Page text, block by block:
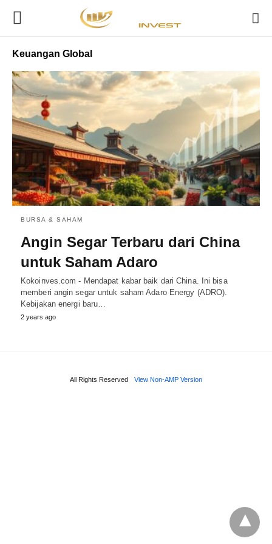
Keuangan Global
BURSA & SAHAM
Angin Segar Terbaru dari China
untuk Saham Adaro
Kokoinves.com - Mendapat kabar baik dari China. Ini bisa
memberi angin segar untuk saham Adaro Energy (ADRO).
Kebijakan energi baru…
2 years ago
All Rights Reserved View Non-AMP Version